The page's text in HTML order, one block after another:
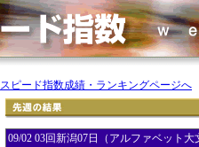
スピード指数成績・ランキングページへ
09/02 03回新潟07日（アルファベット